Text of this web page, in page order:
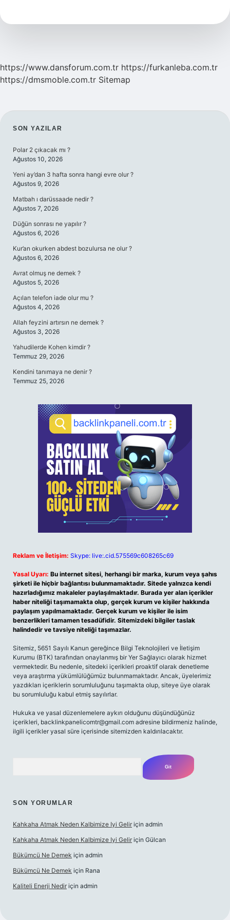
Oldu
https://www.dansforum.com.tr https://furkanleba.com.tr
https://dmsmoble.com.tr Sitemap
SIDEBAR
SON YAZILAR
Polar 2 çıkacak mı ?
Ağustos 10, 2026
Yeni ay’dan 3 hafta sonra hangi evre olur ?
Ağustos 9, 2026
Matbah ı darüssaade nedir ?
Ağustos 7, 2026
Düğün sonrası ne yapılır ?
Ağustos 6, 2026
Kur’an okurken abdest bozulursa ne olur ?
Ağustos 6, 2026
Avrat olmuş ne demek ?
Ağustos 5, 2026
Açılan telefon iade olur mu ?
Ağustos 4, 2026
Allah feyzini artırsın ne demek ?
Ağustos 3, 2026
Yahudilerde Kohen kimdir ?
Temmuz 29, 2026
Kendini tanımaya ne denir ?
Temmuz 25, 2026
Reklam ve İletişim: Skype: live:.cid.575569c608265c69
Yasal Uyarı: Bu internet sitesi, herhangi bir marka, kurum veya şahıs
şirketi ile hiçbir bağlantısı bulunmamaktadır. Sitede yalnızca kendi
hazırladığımız makaleler paylaşılmaktadır. Burada yer alan içerikler
haber niteliği taşımamakta olup, gerçek kurum ve kişiler hakkında
paylaşım yapılmamaktadır. Gerçek kurum ve kişiler ile isim
benzerlikleri tamamen tesadüfidir. Sitemizdeki bilgiler taslak
halindedir ve tavsiye niteliği taşımazlar.
Sitemiz, 5651 Sayılı Kanun gereğince Bilgi Teknolojileri ve İletişim
Kurumu (BTK) tarafından onaylanmış bir Yer Sağlayıcı olarak hizmet
vermektedir. Bu nedenle, sitedeki içerikleri proaktif olarak denetleme
veya araştırma yükümlülüğümüz bulunmamaktadır. Ancak, üyelerimiz
yazdıkları içeriklerin sorumluluğunu taşımakta olup, siteye üye olarak
bu sorumluluğu kabul etmiş sayılırlar.
Hukuka ve yasal düzenlemelere aykırı olduğunu düşündüğünüz
içerikleri, backlinkpanelicomtr@gmail.com adresine bildirmeniz halinde,
ilgili içerikler yasal süre içerisinde sitemizden kaldırılacaktır.
SON YORUMLAR
Kahkaha Atmak Neden Kalbimize Iyi Gelir için admin
Kahkaha Atmak Neden Kalbimize Iyi Gelir için Gülcan
Bükümcü Ne Demek için admin
Bükümcü Ne Demek için Rana
Kaliteli Enerji Nedir için admin